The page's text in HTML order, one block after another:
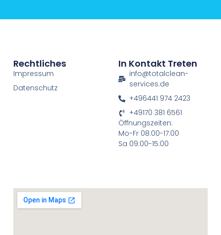
Rechtliches
Impressum
Datenschutz
In Kontakt Treten
info@totalclean-
services.de
+496441 974 2423
+49170 381 6561
Öffnungszeiten:
Mo-Fr 08:00-17:00
Sa 09:00-15:00